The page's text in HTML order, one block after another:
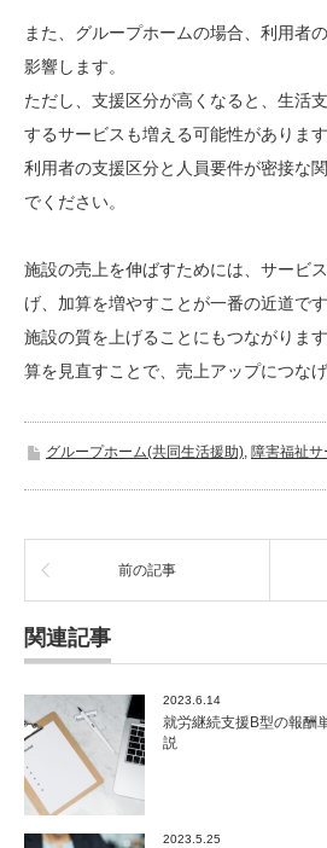
また、グループホームの場合、利用者
影響します。
ただし、支援区分が高くなると、生活
するサービスも増える可能性があります
利用者の支援区分と人員要件が密接な
でください。
施設の売上を伸ばすためには、サービ
げ、加算を増やすことが一番の近道です
施設の質を上げることにもつながりま
算を見直すことで、売上アップにつな
グループホーム(共同生活援助), 障害福祉サ
前の記事
関連記事
2023.6.14
就労継続支援B型の報酬
説
2023.5.25